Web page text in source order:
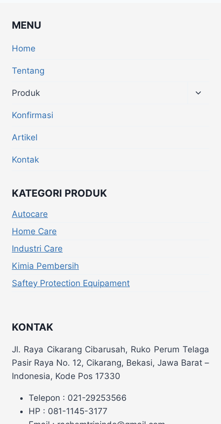
MENU
Home
Tentang
Produk
Konfirmasi
Artikel
Kontak
KATEGORI PRODUK
Autocare
Home Care
Industri Care
Kimia Pembersih
Saftey Protection Equipament
KONTAK
Jl. Raya Cikarang Cibarusah, Ruko Perum Telaga
Pasir Raya No. 12, Cikarang, Bekasi, Jawa Barat –
Indonesia, Kode Pos 17330
Telepon : 021-29253566
HP : 081-1145-3177